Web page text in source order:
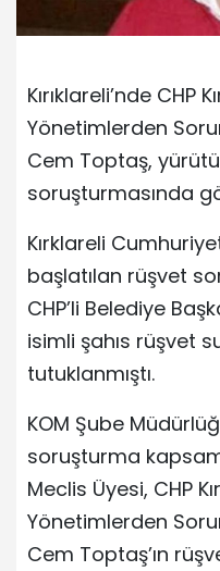
Kırıklareli’nde CHP
Yönetimlerden
Cem Toptaş,
soruşturmasında
Kırklareli
başlatılan rüşvet
CHP’li Belediye
isimli şahıs rüşvet
tutuklanmıştı.
KOM Şube
soruşturma
Meclis Üyesi, CHP
Yönetimlerden
Cem Toptaş’ın